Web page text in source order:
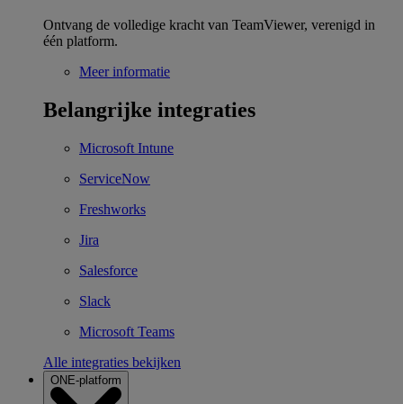
Ontvang de volledige kracht van TeamViewer, verenigd in
één platform.
Meer informatie
Belangrijke integraties
Microsoft Intune
ServiceNow
Freshworks
Jira
Salesforce
Slack
Microsoft Teams
Alle integraties bekijken
ONE-platform